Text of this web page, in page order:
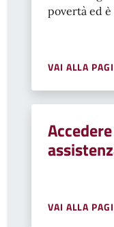
povertà ed
VAI ALLA
VAI ALLA